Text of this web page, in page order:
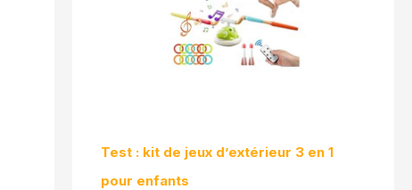
Test : kit de jeux d’extérieur 3 en 1
pour enfants